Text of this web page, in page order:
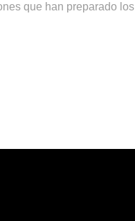
que han preparado los